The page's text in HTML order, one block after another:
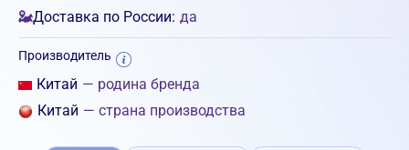
Доставка по России: да
Производитель
Китай — родина бренда
Китай — страна производства